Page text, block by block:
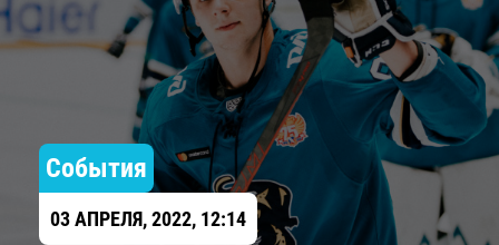
События
03 АПРЕЛЯ, 2022, 12:14